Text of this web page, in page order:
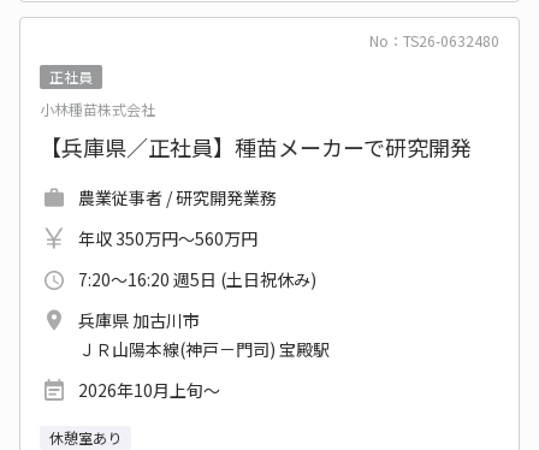
No：TS26-0632480
正社員
小林種苗株式会社
【兵庫県／正社員】種苗メーカーで研究開発
農業従事者 / 研究開発業務
年収 350万円～560万円
7:20～16:20 週5日 (土日祝休み)
兵庫県 加古川市
ＪＲ山陽本線(神戸－門司) 宝殿駅
2026年10月上旬～
休憩室あり